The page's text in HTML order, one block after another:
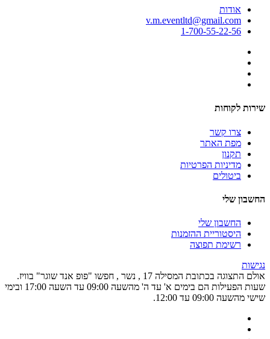
אודות
v.m.eventltd@gmail.com
1-700-55-22-56
שירות לקוחות
צרו קשר
מפת האתר
תקנון
מדיניות הפרטיות
ביטולים
החשבון שלי
החשבון שלי
היסטוריית ההזמנות
רשימת תפוצה
נגישות
אולם התצוגה בכתובת המסילה 17 , נשר , חפשו "פופ אנד שוגר" בוויז.
שעות הפעילות הם בימים א' עד ה' מהשעה 09:00 עד השעה 17:00 ובימי
שישי מהשעה 09:00 עד 12:00.